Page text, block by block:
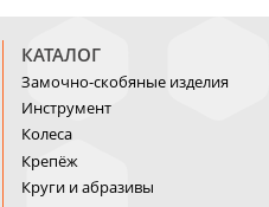
КАТАЛОГ
Замочно-скобяные изделия
Инструмент
Колеса
Крепёж
Круги и абразивы